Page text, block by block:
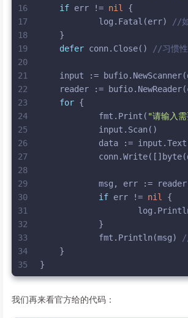
16
17
18
19
20
21
22
23
24
25
26
27
28
29
30
31
32
33
34
35
if err != nil {
            log.Fatal(err)
//
    }
defer conn.Close() //习惯性
input :=
reader :=
for {
            fmt.Print(
"请输入
data :=
            conn.Write([]
byte
msg, err :=
if err != nil {
            }
            fmt.Println(msg)
    }
}
我们再来看官方给的代码：